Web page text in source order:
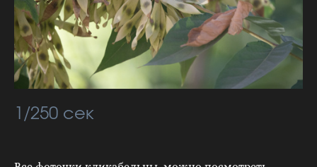
1/250 сек